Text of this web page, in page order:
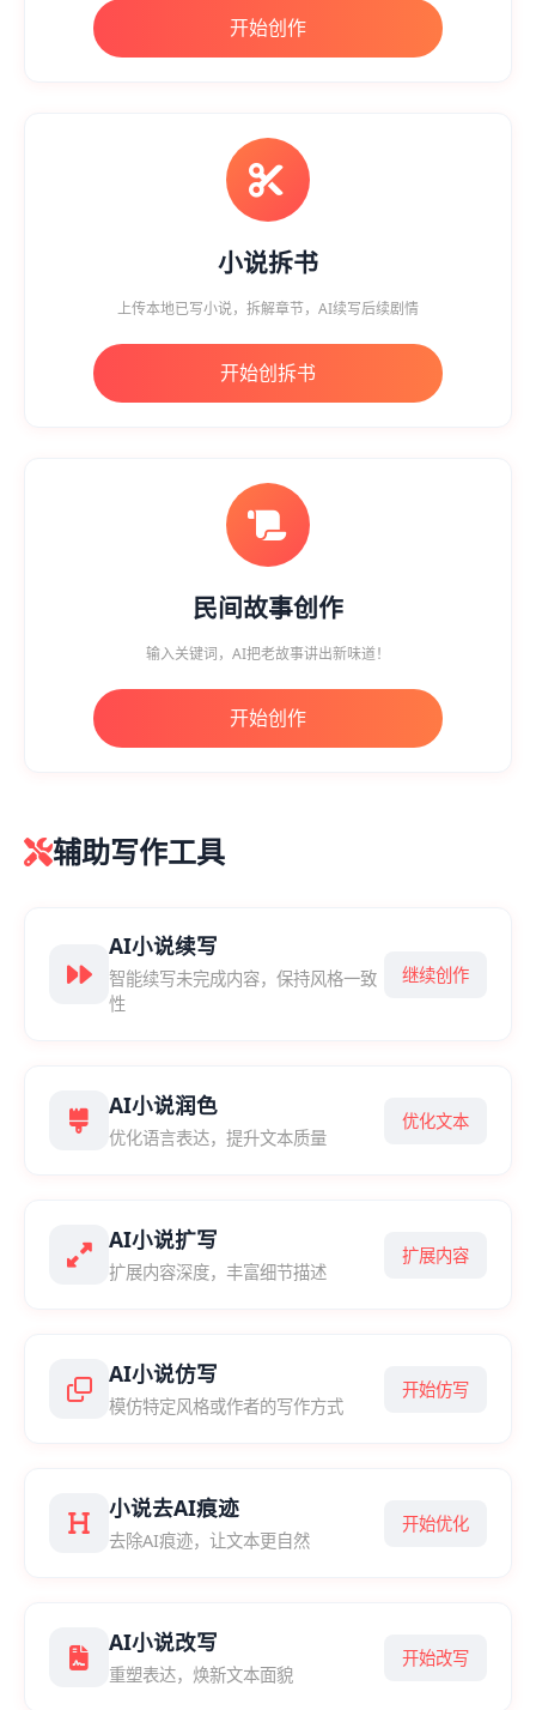
开始创作
小说拆书
上传本地已写小说，拆解章节，AI续写后续剧情
开始创拆书
民间故事创作
输入关键词，AI把老故事讲出新味道！
开始创作
辅助写作工具
AI小说续写
智能续写未完成内容，保持风格一致
性
继续创作
AI小说润色
优化语言表达，提升文本质量
优化文本
AI小说扩写
扩展内容深度，丰富细节描述
扩展内容
AI小说仿写
模仿特定风格或作者的写作方式
开始仿写
小说去AI痕迹
去除AI痕迹，让文本更自然
开始优化
AI小说改写
重塑表达，焕新文本面貌
开始改写